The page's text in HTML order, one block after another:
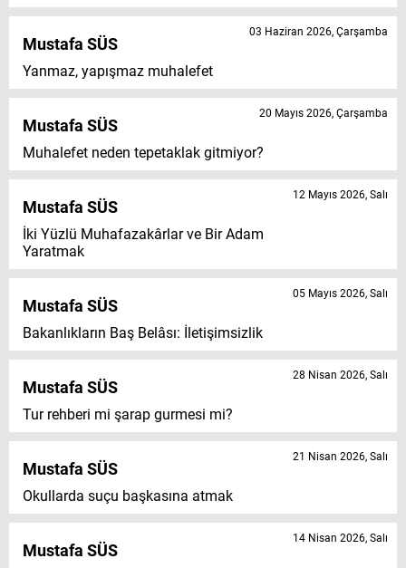
Mustafa SÜS
Yanmaz, yapışmaz muhalefet
03 Haziran 2026, Çarşamba
Mustafa SÜS
Muhalefet neden tepetaklak gitmiyor?
20 Mayıs 2026, Çarşamba
Mustafa SÜS
İki Yüzlü Muhafazakârlar ve Bir Adam
Yaratmak
12 Mayıs 2026, Salı
Mustafa SÜS
Bakanlıkların Baş Belâsı: İletişimsizlik
05 Mayıs 2026, Salı
Mustafa SÜS
Tur rehberi mi şarap gurmesi mi?
28 Nisan 2026, Salı
Mustafa SÜS
Okullarda suçu başkasına atmak
21 Nisan 2026, Salı
Mustafa SÜS
14 Nisan 2026, Salı